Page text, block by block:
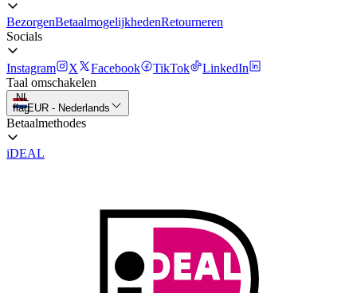
BezorgenBetaalmogelijkhedenRetourneren
Socials
Instagram X Facebook TikTok
LinkedIn
Taal omschakelen
NL
flagEUR- Nederlands
Betaalmethodes
iDEAL